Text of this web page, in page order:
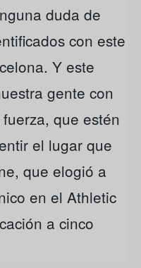
duda de
con este
Y este
gente con
que estén
el lugar que
que elogió a
en el Athletic
a cinco